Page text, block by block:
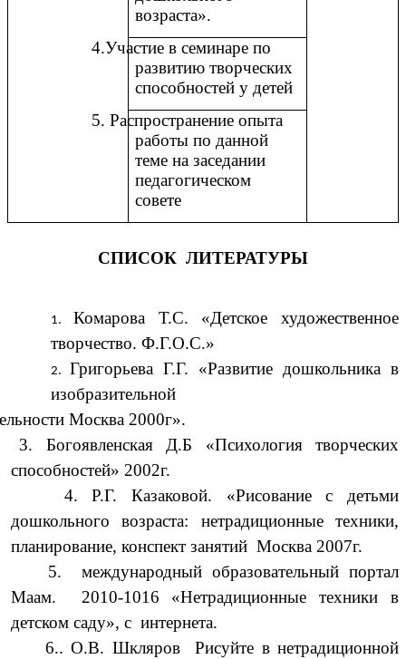
возраста».
4.Участие в семинаре по
развитию творческих
способностей у детей
5. Распространение опыта
работы по данной
теме на заседании
педагогическом
совете
СПИСОК ЛИТЕРАТУРЫ
Комарова Т.С. «Детское художественное
творчество. Ф.Г.О.С.»
Григорьева Г.Г. «Развитие дошкольника в
изобразительной
Москва 2000г».
Д.Б «Психология творческих
способностей» 2002г.
4. Р.Г. Казаковой. «Рисование с детьми
дошкольного возраста: нетрадиционные техники,
планирование, конспект занятий Москва 2007г.
5. международный образовательный портал
Маам. 2010-1016 «Нетрадиционные техники в
детском саду», с интернета.
6.. О.В. Шкляров Рисуйте в нетрадиционной